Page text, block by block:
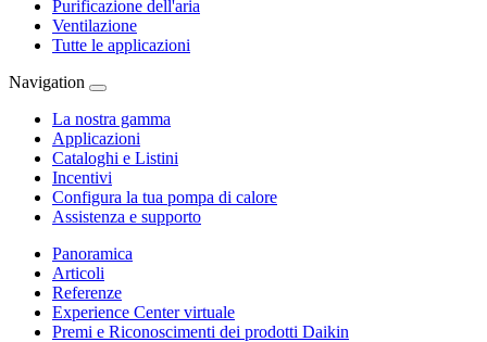
Purificazione dell'aria
Ventilazione
Tutte le applicazioni
Navigation
La nostra gamma
Applicazioni
Cataloghi e Listini
Incentivi
Configura la tua pompa di calore
Assistenza e supporto
Panoramica
Articoli
Referenze
Experience Center virtuale
Premi e Riconoscimenti dei prodotti Daikin